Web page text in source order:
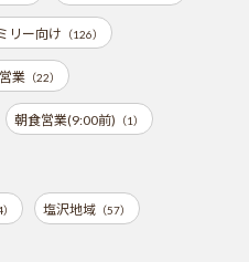
リー向け （126）
業（22）
朝食営業(9:00前) （1）
塩沢地域（57）